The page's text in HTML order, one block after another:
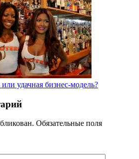
удачная бизнес-модель?
Обязательные поля